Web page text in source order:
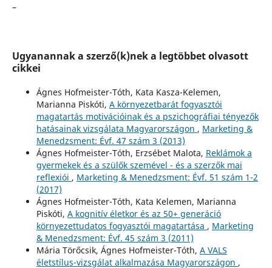
–
Ugyanannak a szerző(k)nek a legtöbbet olvasott
cikkei
Ágnes Hofmeister-Tóth, Kata Kasza-Kelemen,
Marianna Piskóti, A környezetbarát fogyasztói
magatartás motivációinak és a pszichográfiai tényezők
hatásainak vizsgálata Magyarországon , Marketing &
Menedzsment: Évf. 47 szám 3 (2013)
Ágnes Hofmeister-Tóth, Erzsébet Malota, Reklámok a
gyermekek és a szülők szemével - és a szerzők mai
reflexiói , Marketing & Menedzsment: Évf. 51 szám 1-2
(2017)
Ágnes Hofmeister-Tóth, Kata Kelemen, Marianna
Piskóti, A kognitív életkor és az 50+ generáció
környezettudatos fogyasztói magatartása , Marketing
& Menedzsment: Évf. 45 szám 3 (2011)
Mária Törőcsik, Ágnes Hofmeister-Tóth, A VALS
életstílus-vizsgálat alkalmazása Magyarországon ,